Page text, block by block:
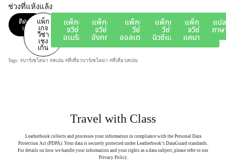
ช่วงที่แห้งแล้ง
ติดต่อ
เรา
แพ็ก
เกจ
วีซ่า
เชง
เก้น
แพ็กเก
จวีซ่า
อเมริกา
แพ็กเก
จวีซ่า
อังกฤษ
แพ็กเกจ
วีซ่า
ออสเตรเลีย
แพ็กเกจ
วีซ่า
นิวซีแลนด์
แพ็กเก
จวีซ่า
แคนาดา
แป
ภาษ
Tags: #บาร์เซโลน่า #สเปน #ที่เที่ยวบาร์เซโลน่า #ที่เที่ยวสเปน
Travel with Class
Leatherbook collects and processes your information in compliance with the Personal Data
Protection Act (PDPA). Your data is securely protected under Leatherbook’s DataGuard standards.
For details on how we handle your information and your rights as a data subject, please refer to our
Privacy Policy.